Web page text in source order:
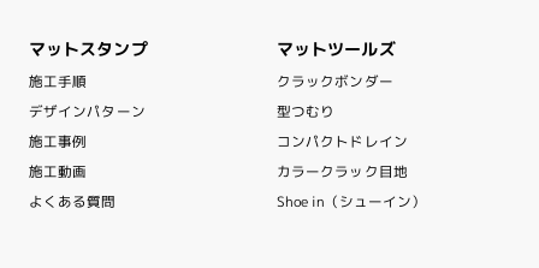
マットスタンプ
施工手順
デザインパターン
施工事例
施工動画
よくある質問
マットツールズ
クラックボンダー
型つむり
コンパクトドレイン
カラークラック目地
Shoe in（シューイン）